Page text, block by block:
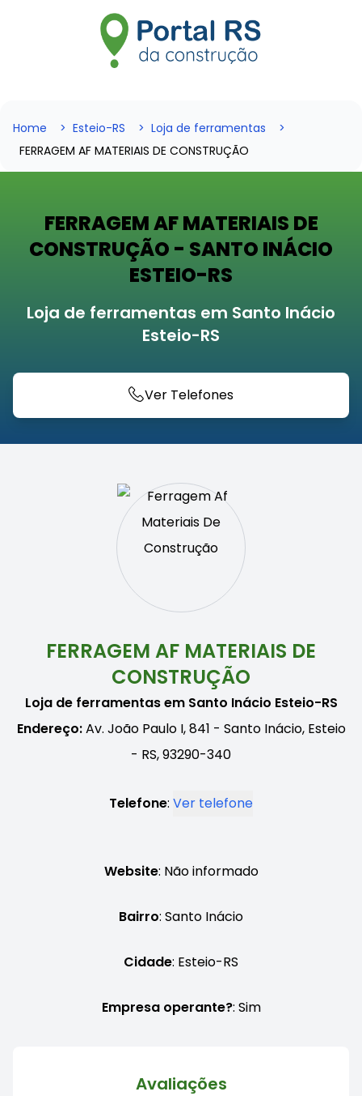
Home Esteio-RS
Loja de ferramentas
FERRAGEM AF MATERIAIS DE CONSTRUÇÃO
FERRAGEM AF MATERIAIS DE
CONSTRUÇÃO - SANTO INÁCIO
ESTEIO-RS
Loja de ferramentas em Santo Inácio
Esteio-RS
Ver Telefones
FERRAGEM AF MATERIAIS DE
CONSTRUÇÃO
Loja de ferramentas em Santo Inácio Esteio-RS
Endereço:Av. João Paulo I, 841 - Santo Inácio, Esteio
- RS, 93290-340
Telefone: Ver telefone
Website: Não informado
Bairro: Santo Inácio
Cidade: Esteio-RS
Empresa operante?: Sim
Avaliações